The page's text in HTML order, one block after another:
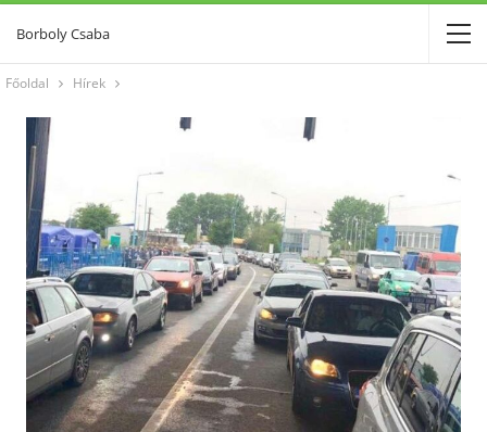
Borboly Csaba
Főoldal Hírek